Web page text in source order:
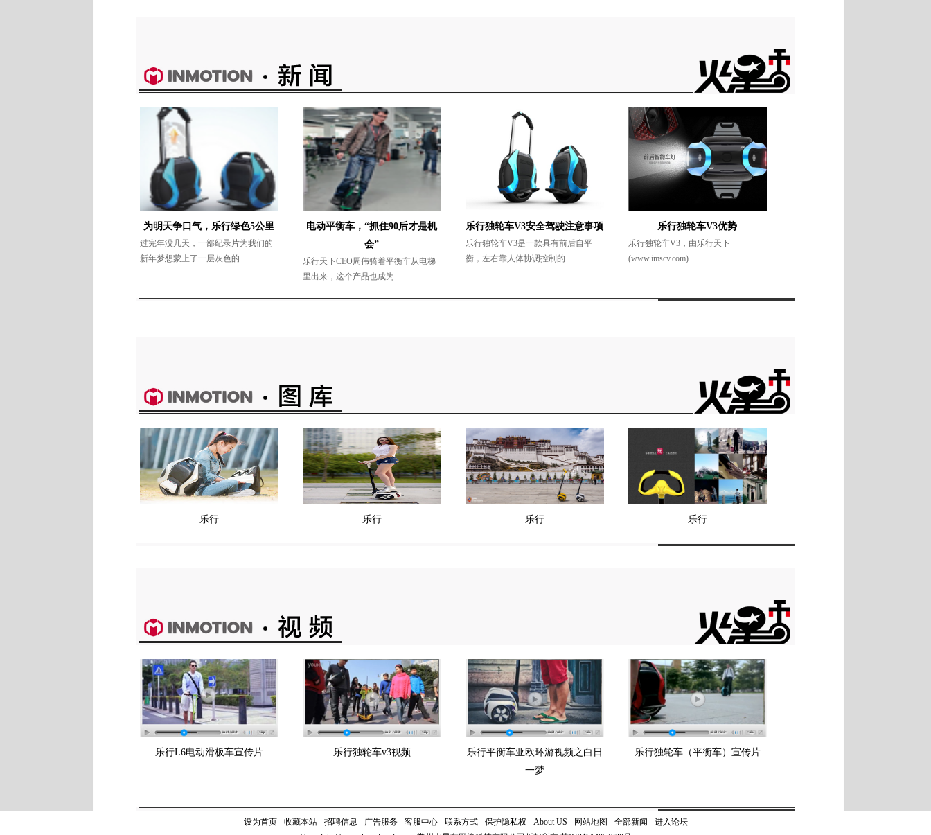
为明天争口气，乐行绿色5公里
过完年没几天，一部纪录片为我们的
新年梦想蒙上了一层灰色的...
电动平衡车，“抓住90后才是机
会”
乐行天下CEO周伟骑着平衡车从电梯
里出来，这个产品也成为...
乐行独轮车V3安全驾驶注意事项
乐行独轮车V3是一款具有前后自平
衡，左右靠人体协调控制的...
乐行独轮车V3优势
乐行独轮车V3，由乐行天下
(www.imscv.com)...
乐行 乐行 乐行 乐行
乐行L6电动滑板车宣传片 乐行独轮车v3视频
乐行平衡车亚欧环游视频之白日
一梦
乐行独轮车（平衡车）宣传片
设为首页- 收藏本站- 招聘信息 - 广告服务- 客服中心- 联系方式- 保护隐私权 - About US - 网站地图 - 全部新闻 - 进入论坛